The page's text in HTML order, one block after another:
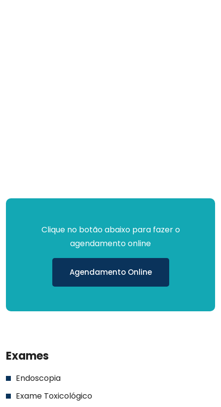
Clique no botão abaixo para fazer o
agendamento online
Agendamento Online
Exames
Endoscopia
Exame Toxicológico